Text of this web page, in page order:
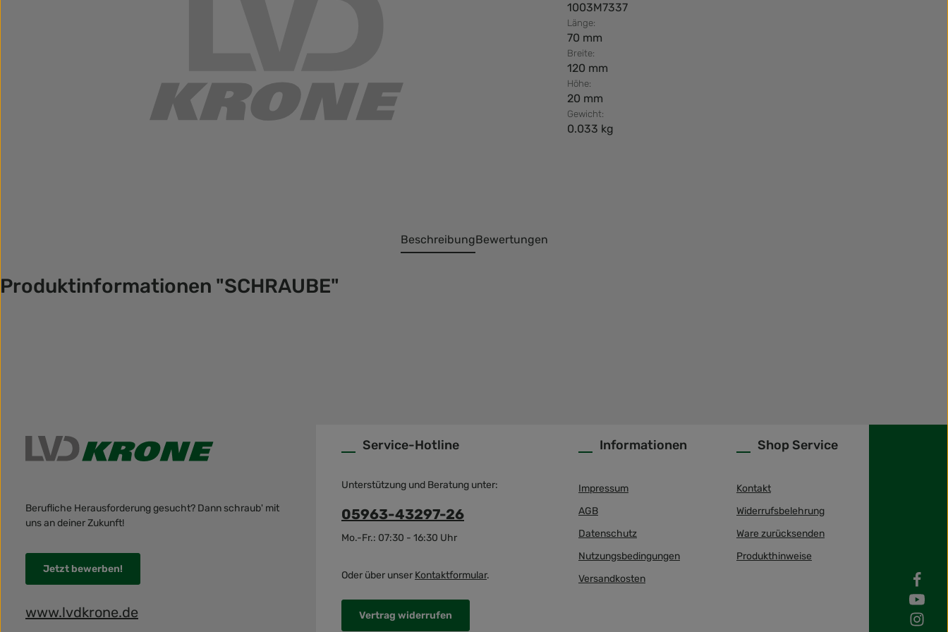
1003M7337
Länge:
70 mm
Breite:
120 mm
Höhe:
20 mm
Gewicht:
0.033 kg
BeschreibungBewertungen
Produktinformationen "SCHRAUBE"
Berufliche Herausforderung gesucht? Dann schraub' mit
uns an deiner Zukunft!
Jetzt bewerben!
www.lvdkrone.de
Service-Hotline
Unterstützung und Beratung unter:
05963-43297-26
Mo.-Fr.: 07:30 - 16:30 Uhr
Oder über unser Kontaktformular.
Vertrag widerrufen
Informationen
Impressum
AGB
Datenschutz
Nutzungsbedingungen
Versandkosten
Shop Service
Kontakt
Widerrufsbelehrung
Ware zurücksenden
Produkthinweise